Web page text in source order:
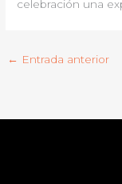
celebración una
← Entrada anterior